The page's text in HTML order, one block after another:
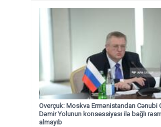
Overçuk: Moskva Ermənistandan Cənubi
Dəmir Yolunun konsessiyası ilə bağlı
almayıb